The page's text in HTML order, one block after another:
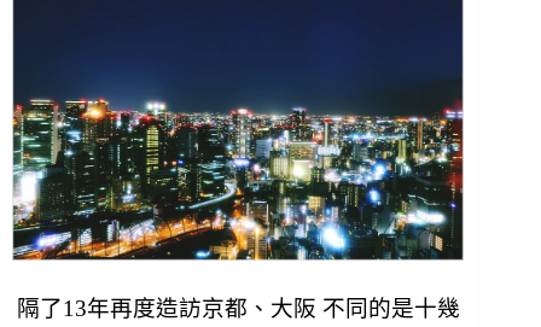
隔了13年再度造訪京都、大阪 不同的是十幾